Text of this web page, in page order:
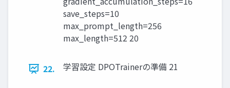
save_steps=10
max_prompt_length=256
max_length=512 20
22. 学習設定 DPOTrainerの準備 21